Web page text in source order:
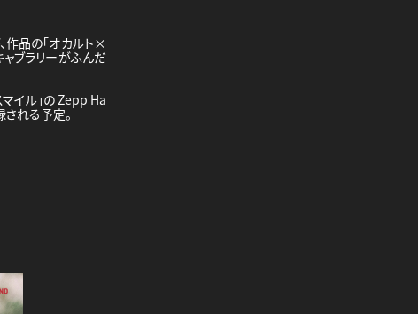
品の「オカルト×
ブラリーがふんだ
イル」の Zepp Ha
れる予定。